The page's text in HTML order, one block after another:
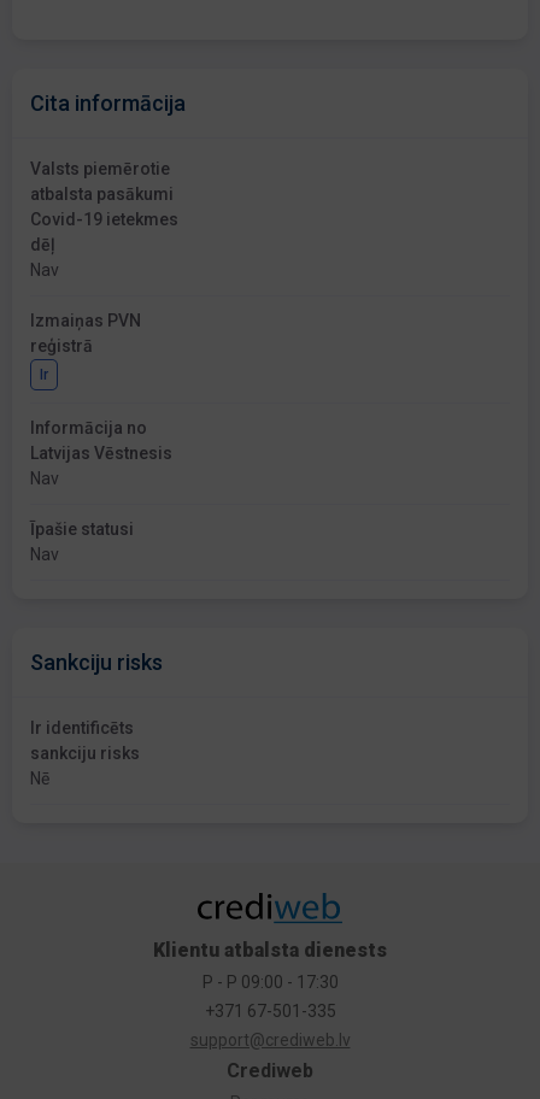
Cita informācija
Valsts piemērotie
atbalsta pasākumi
Covid-19 ietekmes
dēļ
Nav
Izmaiņas PVN
reģistrā
Ir
Informācija no
Latvijas Vēstnesis
Nav
Īpašie statusi
Nav
Sankciju risks
Ir identificēts
sankciju risks
Nē
Crediweb
Klientu atbalsta dienests
P - P 09:00 - 17:30
+371 67-501-335
support@crediweb.lv